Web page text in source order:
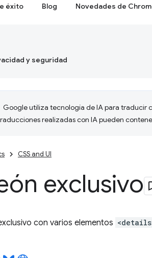
éxito Blog Novedades de
y seguridad
Google utiliza tecnología de IA para traducir
realizadas con IA pueden
CSS and UI
exclusivo
con varios elementos